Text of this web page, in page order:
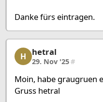
Danke fürs eintragen.
hetral, 18/58, 29.
H hetral
29. Nov '25#
Moin, habe graugruen
Gruss hetral